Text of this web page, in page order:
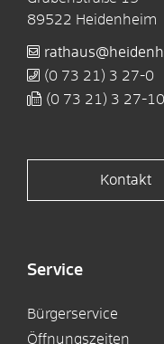
89522 Heidenheim
(0 73 21) 3 27-0
(0 73 21) 3 27-10
Kontakt
Service
Bürgerservice
Öffnungszeiten